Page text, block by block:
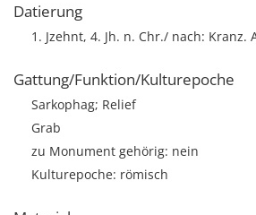
Datierung
1. Jzehnt, 4. Jh. n. Chr./ nach: Kranz.
Gattung/Funktion/Kulturepoche
Sarkophag; Relief
Grab
zu Monument gehörig: nein
Kulturepoche: römisch